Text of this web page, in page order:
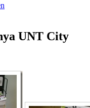
UNT City